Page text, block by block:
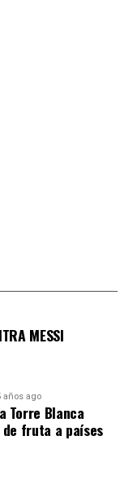
MESSI
años ago
Torre Blanca
fruta a países